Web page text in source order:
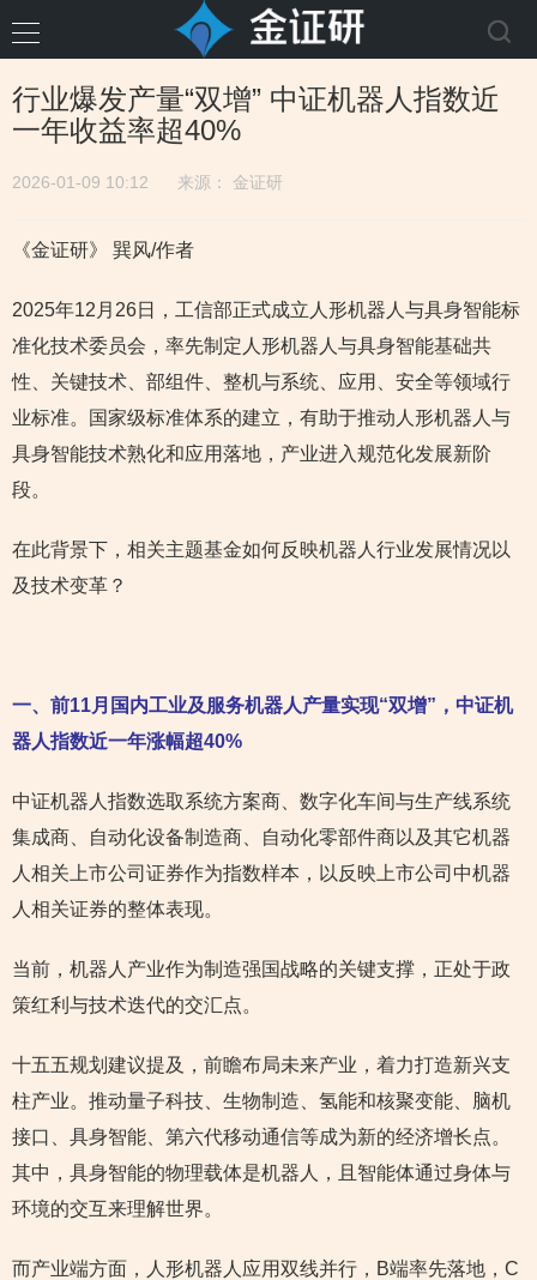
行业爆发产量“双增” 中证机器人指数近
一年收益率超40%
2026-01-09 10:12 来源： 金证研
《金证研》 巽风/作者
2025年12月26日，工信部正式成立人形机器人与具身智能标
准化技术委员会，率先制定人形机器人与具身智能基础共
性、关键技术、部组件、整机与系统、应用、安全等领域行
业标准。国家级标准体系的建立，有助于推动人形机器人与
具身智能技术熟化和应用落地，产业进入规范化发展新阶
段。
在此背景下，相关主题基金如何反映机器人行业发展情况以
及技术变革？
一、前11月国内工业及服务机器人产量实现“双增”，中证机
器人指数近一年涨幅超40%
中证机器人指数选取系统方案商、数字化车间与生产线系统
集成商、自动化设备制造商、自动化零部件商以及其它机器
人相关上市公司证券作为指数样本，以反映上市公司中机器
人相关证券的整体表现。
当前，机器人产业作为制造强国战略的关键支撑，正处于政
策红利与技术迭代的交汇点。
十五五规划建议提及，前瞻布局未来产业，着力打造新兴支
柱产业。推动量子科技、生物制造、氢能和核聚变能、脑机
接口、具身智能、第六代移动通信等成为新的经济增长点。
其中，具身智能的物理载体是机器人，且智能体通过身体与
环境的交互来理解世界。
而产业端方面，人形机器人应用双线并行，B端率先落地，C